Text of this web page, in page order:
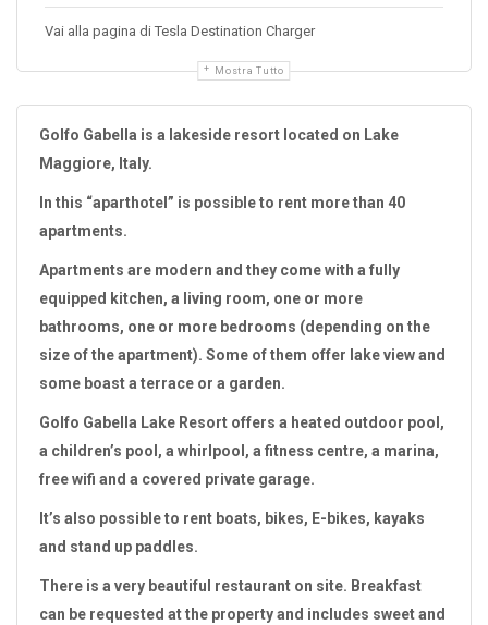
Vai alla pagina di Tesla Destination Charger
Mostra Tutto
Golfo Gabella is a lakeside resort located on Lake
Maggiore, Italy.
In this “aparthotel” is possible to rent more than 40
apartments.
Apartments are modern and they come with a fully
equipped kitchen, a living room, one or more
bathrooms, one or more bedrooms (depending on the
size of the apartment). Some of them offer lake view and
some boast a terrace or a garden.
Golfo Gabella Lake Resort offers a heated outdoor pool,
a children’s pool, a whirlpool, a fitness centre, a marina,
free wifi and a covered private garage.
It’s also possible to rent boats, bikes, E-bikes, kayaks
and stand up paddles.
There is a very beautiful restaurant on site. Breakfast
can be requested at the property and includes sweet and